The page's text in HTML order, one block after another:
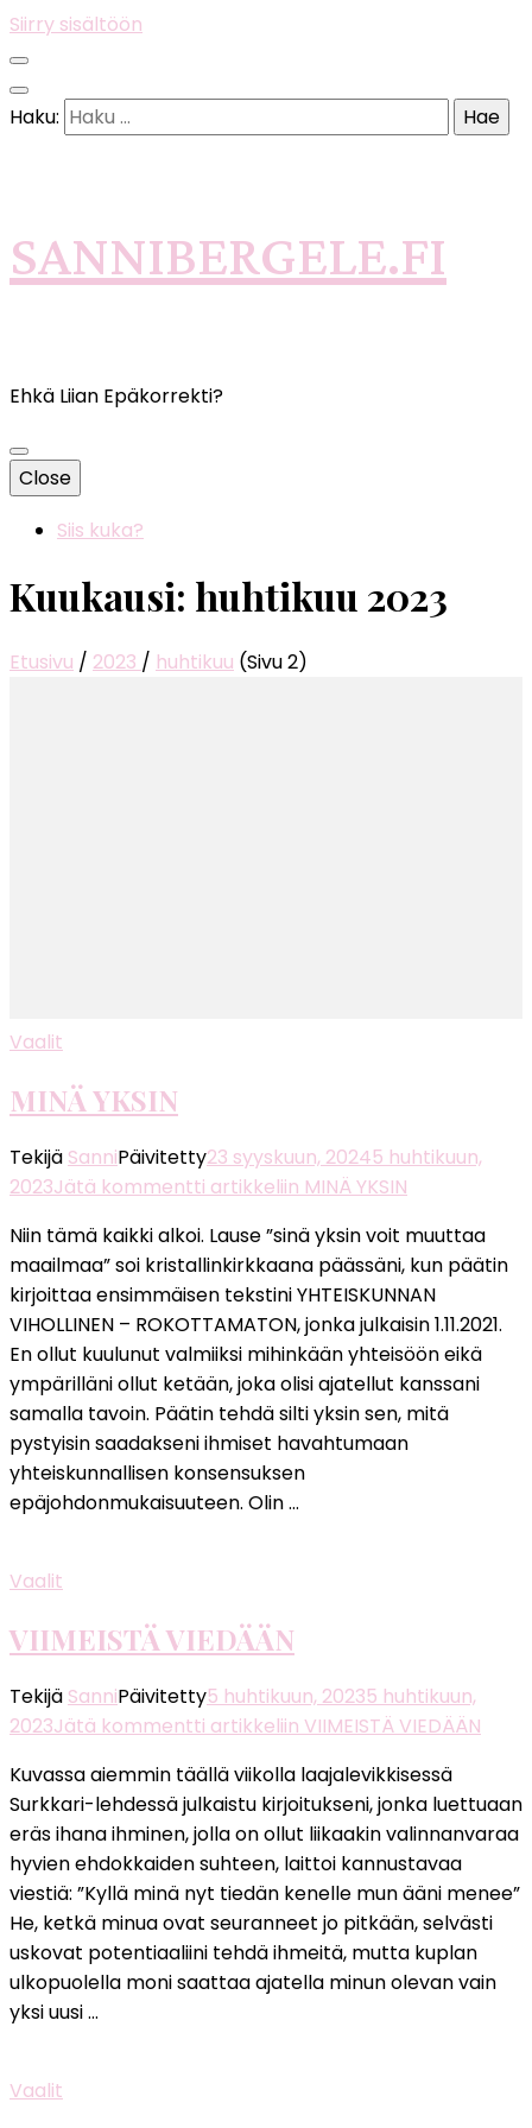
Siirry sisältöön
Haku:
SANNIBERGELE.FI
Ehkä Liian Epäkorrekti?
Close
Siis kuka?
Kuukausi: huhtikuu 2023
Etusivu / 2023 / huhtikuu (Sivu 2)
Vaalit
MINÄ YKSIN
Tekijä SanniPäivitetty23 syyskuun, 20245 huhtikuun,
2023Jätä kommentti artikkeliin MINÄ YKSIN
Niin tämä kaikki alkoi. Lause ”sinä yksin voit muuttaa
maailmaa” soi kristallinkirkkaana päässäni, kun päätin
kirjoittaa ensimmäisen tekstini YHTEISKUNNAN
VIHOLLINEN – ROKOTTAMATON, jonka julkaisin 1.11.2021.
En ollut kuulunut valmiiksi mihinkään yhteisöön eikä
ympärilläni ollut ketään, joka olisi ajatellut kanssani
samalla tavoin. Päätin tehdä silti yksin sen, mitä
pystyisin saadakseni ihmiset havahtumaan
yhteiskunnallisen konsensuksen
epäjohdonmukaisuuteen. Olin …
Vaalit
VIIMEISTÄ VIEDÄÄN
Tekijä SanniPäivitetty5 huhtikuun, 20235 huhtikuun,
2023Jätä kommentti artikkeliin VIIMEISTÄ VIEDÄÄN
Kuvassa aiemmin täällä viikolla laajalevikkisessä
Surkkari-lehdessä julkaistu kirjoitukseni, jonka luettuaan
eräs ihana ihminen, jolla on ollut liikaakin valinnanvaraa
hyvien ehdokkaiden suhteen, laittoi kannustavaa
viestiä: ”Kyllä minä nyt tiedän kenelle mun ääni menee”
He, ketkä minua ovat seuranneet jo pitkään, selvästi
uskovat potentiaaliini tehdä ihmeitä, mutta kuplan
ulkopuolella moni saattaa ajatella minun olevan vain
yksi uusi …
Vaalit